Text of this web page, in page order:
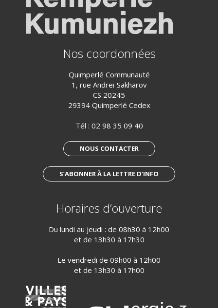
Nos coordonnées
Quimperlé Communauté
1, rue Andreï Sakharov
CS 20245
29394 Quimperlé Cedex
Tél : 02 98 35 09 40
NOUS CONTACTER
S’ABONNER À LA LETTRE D’INFO
Horaires d’ouverture
Du lundi au jeudi : de 08h30 à 12h00
et de 13h30 à 17h30
Le vendredi de 09h00 à 12h00
et de 13h30 à 17h00